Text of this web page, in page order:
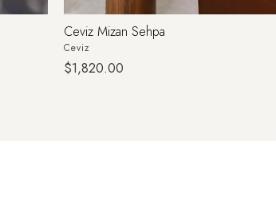
Ceviz Mizan Sehpa
Ceviz
$1,820.00